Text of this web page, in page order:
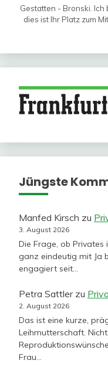
Gestatten - Bronski. Ich
dies ist Ihr Platz zum
Jüngste
Manfed Kirsch zu
3. August 2026
Die Frage, ob
ganz eindeutig mit Ja
engagiert seit…
Petra Sattlerzu
2. August 2026
Das ist eine kurze,
Leihmutterschaft.
Frau…